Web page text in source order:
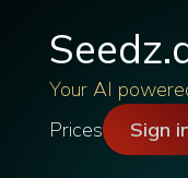
Your AI
Prices
Sign